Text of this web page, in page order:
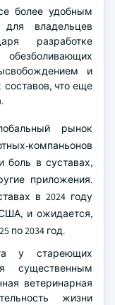
более удобным
владельцев
разработке
и
что еще
рынок
компаньонов
боль в суставах,
приложения.
в 2024 году
и ожидается,
по 2034 год.
у стареющих
существенным
ветеринарная
жизни